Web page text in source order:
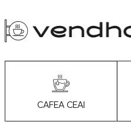
CAFEA CEAI